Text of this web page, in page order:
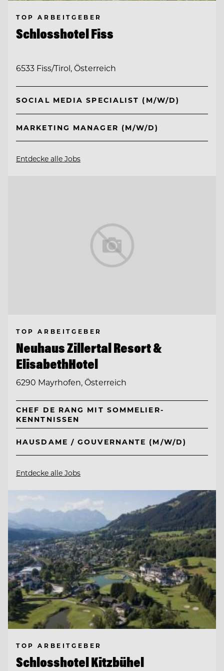
TOP ARBEITGEBER
Schlosshotel Fiss
6533 Fiss/Tirol, Österreich
SOCIAL MEDIA SPECIALIST (M/W/D)
MARKETING MANAGER (M/W/D)
Entdecke alle Jobs
TOP ARBEITGEBER
Neuhaus Zillertal Resort &
ElisabethHotel
6290 Mayrhofen, Österreich
CHEF DE RANG MIT SOMMELIER-
KENNTNISSEN
HAUSDAME / GOUVERNANTE (M/W/D)
Entdecke alle Jobs
TOP ARBEITGEBER
Schlosshotel Kitzbühel